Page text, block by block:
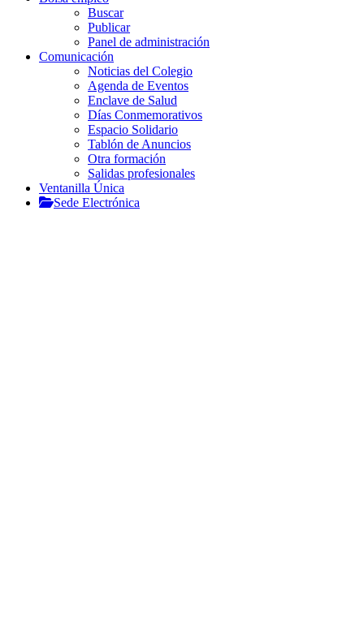
Buscar
Publicar
Panel de administración
Comunicación
Noticias del Colegio
Agenda de Eventos
Enclave de Salud
Días Conmemorativos
Espacio Solidario
Tablón de Anuncios
Otra formación
Salidas profesionales
Ventanilla Única
Sede Electrónica